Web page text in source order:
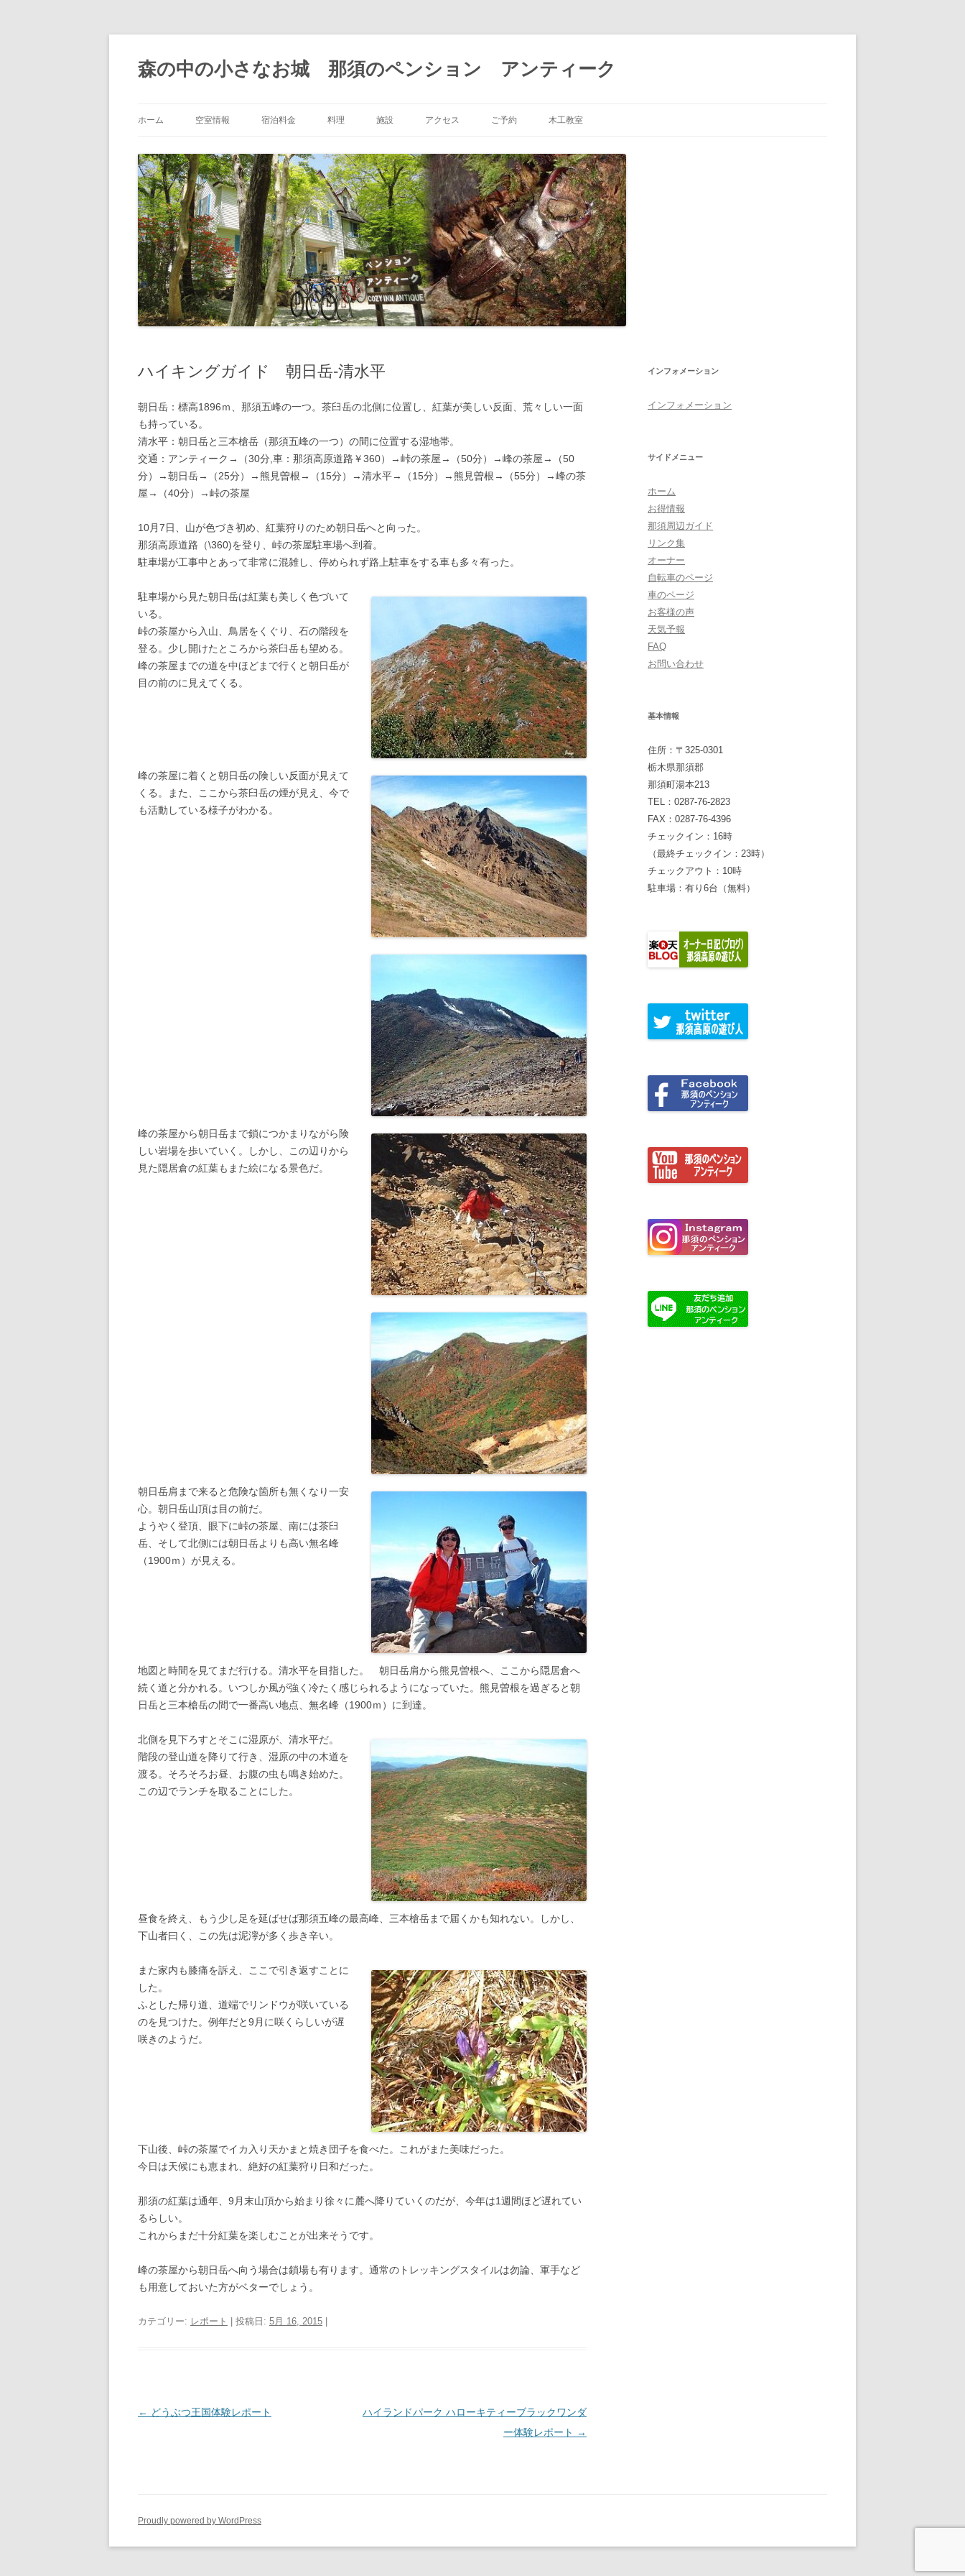
森の中の小さなお城 那須のペンション アンティーク
へ
ス
キ
ッ
プ
ホーム 空室情報 宿泊料金
1泊朝食付クリスマスカップルプラ
ン
冬季限定！雪景色満喫1泊朝食付プ
ラン
卒業旅行・春休みプラン
料理 施設
客室
お風呂
バリア情報
アクセス
アクセス（電車）
ご予約 木工教室
木工教室 空席情報
ハイキングガイド 朝日岳-清水平
朝日岳：標高1896ｍ、那須五峰の一つ。茶臼岳の北側に位置し、紅葉が美しい反面、荒々しい一面
も持っている。
清水平：朝日岳と三本槍岳（那須五峰の一つ）の間に位置する湿地帯。
交通：アンティーク→（30分,車：那須高原道路￥360）→峠の茶屋→（50分）→峰の茶屋→（50
分）→朝日岳→（25分）→熊見曽根→（15分）→清水平→（15分）→熊見曽根→（55分）→峰の茶
屋→（40分）→峠の茶屋
10月7日、山が色づき初め、紅葉狩りのため朝日岳へと向った。
那須高原道路（\360)を登り、峠の茶屋駐車場へ到着。
駐車場が工事中とあって非常に混雑し、停められず路上駐車をする車も多々有った。
駐車場から見た朝日岳は紅葉も美しく色づいて
いる。
峠の茶屋から入山、鳥居をくぐり、石の階段を
登る。少し開けたところから茶臼岳も望める。
峰の茶屋までの道を中ほどまで行くと朝日岳が
目の前のに見えてくる。
峰の茶屋に着くと朝日岳の険しい反面が見えて
くる。また、ここから茶臼岳の煙が見え、今で
も活動している様子がわかる。
峰の茶屋から朝日岳まで鎖につかまりながら険
しい岩場を歩いていく。しかし、この辺りから
見た隠居倉の紅葉もまた絵になる景色だ。
朝日岳肩まで来ると危険な箇所も無くなり一安
心。朝日岳山頂は目の前だ。
ようやく登頂、眼下に峠の茶屋、南には茶臼
岳、そして北側には朝日岳よりも高い無名峰
（1900ｍ）が見える。
地図と時間を見てまだ行ける。清水平を目指した。 朝日岳肩から熊見曽根へ、ここから隠居倉へ
続く道と分かれる。いつしか風が強く冷たく感じられるようになっていた。熊見曽根を過ぎると朝
日岳と三本槍岳の間で一番高い地点、無名峰（1900ｍ）に到達。
北側を見下ろすとそこに湿原が、清水平だ。
階段の登山道を降りて行き、湿原の中の木道を
渡る。そろそろお昼、お腹の虫も鳴き始めた。
この辺でランチを取ることにした。
昼食を終え、もう少し足を延ばせば那須五峰の最高峰、三本槍岳まで届くかも知れない。しかし、
下山者曰く、この先は泥濘が多く歩き辛い。
また家内も膝痛を訴え、ここで引き返すことに
した。
ふとした帰り道、道端でリンドウが咲いている
のを見つけた。例年だと9月に咲くらしいが遅
咲きのようだ。
下山後、峠の茶屋でイカ入り天かまと焼き団子を食べた。これがまた美味だった。
今日は天候にも恵まれ、絶好の紅葉狩り日和だった。
那須の紅葉は通年、9月末山頂から始まり徐々に麓へ降りていくのだが、今年は1週間ほど遅れてい
るらしい。
これからまだ十分紅葉を楽しむことが出来そうです。
峰の茶屋から朝日岳へ向う場合は鎖場も有ります。通常のトレッキングスタイルは勿論、軍手など
も用意しておいた方がベターでしょう。
カテゴリー: レポート | 投稿日: 5月 16, 2015
投
← どうぶつ王国体験レポート
ハイランドパーク ハローキティーブラックワンダ
ー体験レポート →
インフォメーション
インフォメーション
サイドメニュー
ホーム
お得情報
那須周辺ガイド
リンク集
オーナー
自転車のページ
車のページ
お客様の声
天気予報
FAQ
お問い合わせ
基本情報
住所：〒325-0301
栃木県那須郡
那須町湯本213
TEL：0287-76-2823
FAX：0287-76-4396
チェックイン：16時
（最終チェックイン：23時）
チェックアウト：10時
駐車場：有り6台（無料）
Proudly powered by WordPress